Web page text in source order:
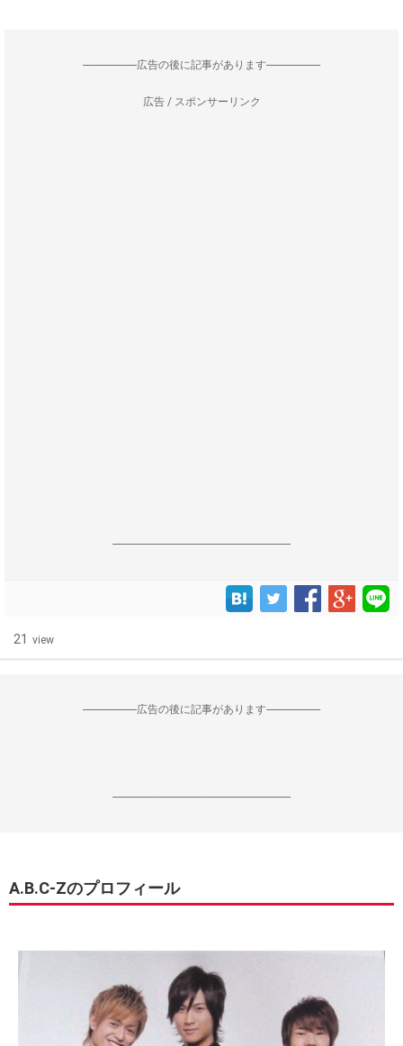
--------------------広告の後に記事があります--------------------
広告 / スポンサーリンク
------------------------------------------------------------------
21 view
--------------------広告の後に記事があります--------------------
------------------------------------------------------------------
A.B.C-Zのプロフィール